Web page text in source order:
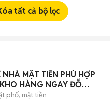
tất cả bộ lọc
NHÀ MẶT TIỀN PHÙ HỢP
HÀNG NGAY ĐỖ
Q9
phố, mặt tiền